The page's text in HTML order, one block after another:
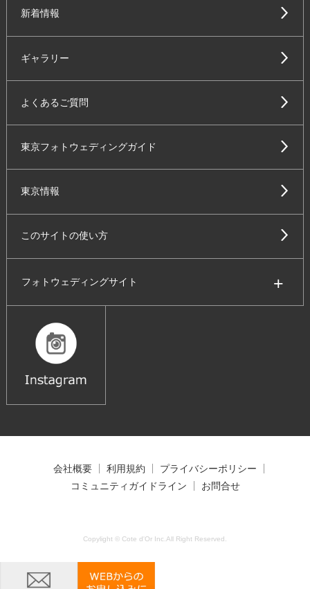
新着情報
ギャラリー
よくあるご質問
東京フォトウェディングガイド
東京情報
このサイトの使い方
フォトウェディングサイト
会社概要 利用規約
プライバシーポリシー
コミュニティガイドライン
お問合せ
Copylight © Cote d'Or Inc.All Right Reserved.